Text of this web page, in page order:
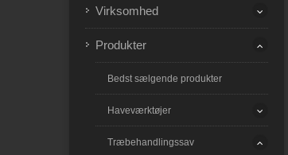
Virksomhed
Produkter
Bedst sælgende produkter
Haveværktøjer
Træbehandlingssav